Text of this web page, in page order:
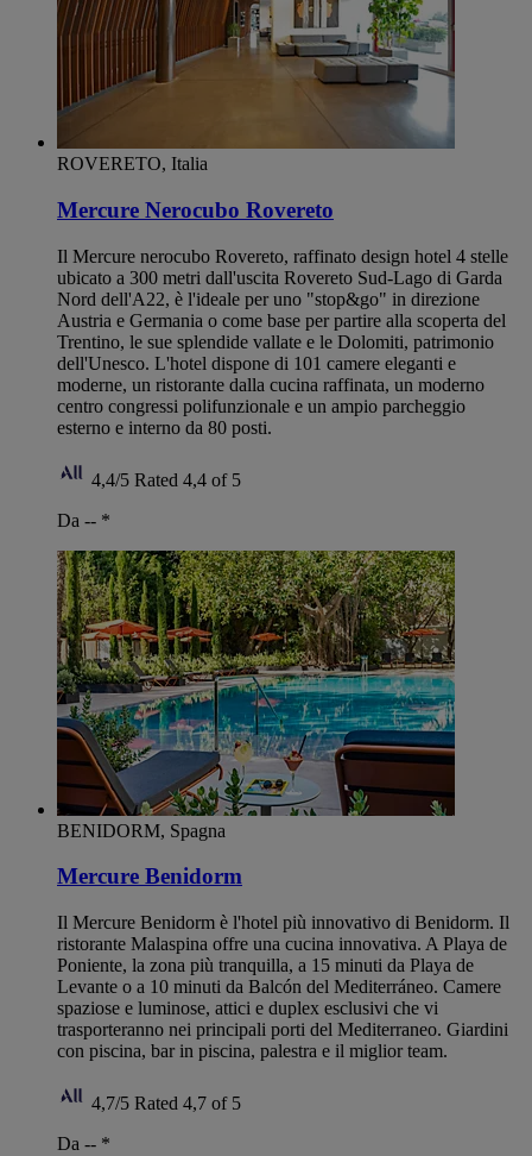
ROVERETO, Italia
Mercure Nerocubo Rovereto
Il Mercure nerocubo Rovereto, raffinato design hotel 4 stelle
ubicato a 300 metri dall'uscita Rovereto Sud-Lago di Garda
Nord dell'A22, è l'ideale per uno "stop&go" in direzione
Austria e Germania o come base per partire alla scoperta del
Trentino, le sue splendide vallate e le Dolomiti, patrimonio
dell'Unesco. L'hotel dispone di 101 camere eleganti e
moderne, un ristorante dalla cucina raffinata, un moderno
centro congressi polifunzionale e un ampio parcheggio
esterno e interno da 80 posti.
4,4/5 Rated 4,4 of 5
Da -- *
BENIDORM, Spagna
Mercure Benidorm
Il Mercure Benidorm è l'hotel più innovativo di Benidorm. Il
ristorante Malaspina offre una cucina innovativa. A Playa de
Poniente, la zona più tranquilla, a 15 minuti da Playa de
Levante o a 10 minuti da Balcón del Mediterráneo. Camere
spaziose e luminose, attici e duplex esclusivi che vi
trasporteranno nei principali porti del Mediterraneo. Giardini
con piscina, bar in piscina, palestra e il miglior team.
4,7/5 Rated 4,7 of 5
Da -- *